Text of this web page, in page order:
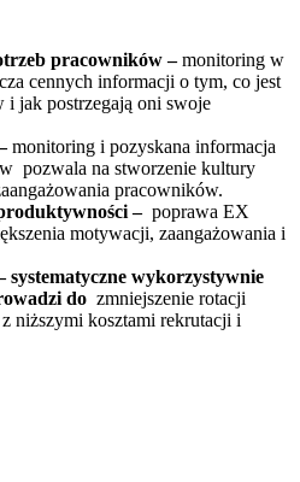
pracowników –monitoring w
cennych informacji o tym, co jest
jak postrzegają oni swoje
monitoring i pozyskana informacja
pozwala na stworzenie kultury
pracowników.
– poprawa EX
motywacji, zaangażowania i
systematyczne wykorzystywnie
do zmniejszenie rotacji
niższymi kosztami rekrutacji i